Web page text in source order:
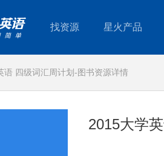
找资源 星火产品
语 四级词汇周计划-图书资源详情
2015大学